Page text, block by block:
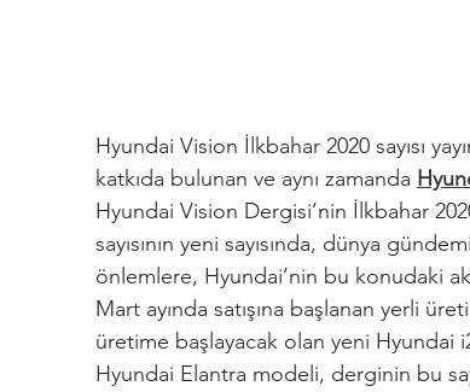
Hyundai Vision İlkbahar 2020 sayısı
katkıda bulunan ve aynı zamanda
Hyundai Vision Dergisi’nin İlkbahar
sayısının yeni sayısında, dünya
önlemlere, Hyundai’nin bu konudaki
Mart ayında satışına başlanan yerli
üretime başlayacak olan yeni Hyundai
Hyundai Elantra modeli, derginin bu